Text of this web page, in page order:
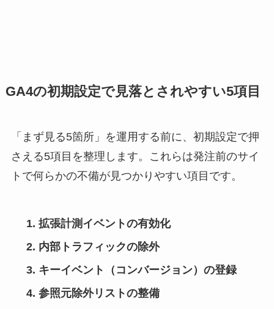
GA4の初期設定で見落とされやすい5項目
「まず見る5箇所」を運用する前に、初期設定で押
さえる5項目を整理します。これらは発注前のサイ
トで何らかの不備が見つかりやすい項目です。
拡張計測イベントの有効化
内部トラフィックの除外
キーイベント（コンバージョン）の登録
参照元除外リストの整備